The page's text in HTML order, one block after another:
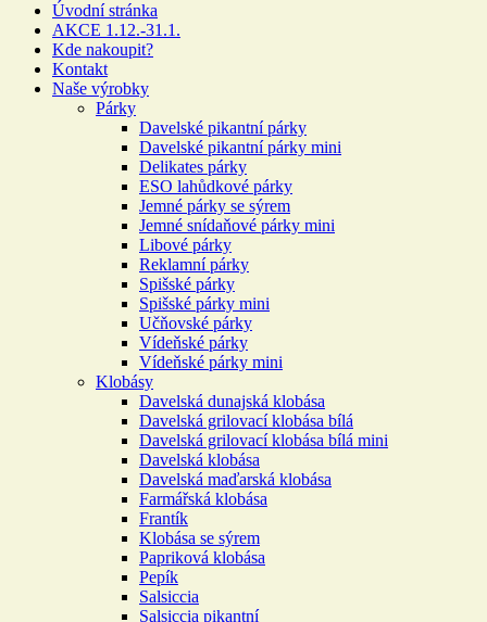
Úvodní stránka
AKCE 1.12.-31.1.
Kde nakoupit?
Kontakt
Naše výrobky
Párky
Davelské pikantní párky
Davelské pikantní párky mini
Delikates párky
ESO lahůdkové párky
Jemné párky se sýrem
Jemné snídaňové párky mini
Libové párky
Reklamní párky
Spišské párky
Spišské párky mini
Učňovské párky
Vídeňské párky
Vídeňské párky mini
Klobásy
Davelská dunajská klobása
Davelská grilovací klobása bílá
Davelská grilovací klobása bílá mini
Davelská klobása
Davelská maďarská klobása
Farmářská klobása
Frantík
Klobása se sýrem
Papriková klobása
Pepík
Salsiccia
Salsiccia pikantní